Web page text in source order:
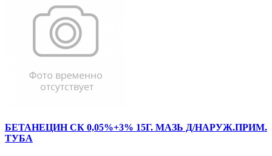
БЕТАНЕЦИН СК 0,05%+3% 15Г. МАЗЬ Д/НАРУЖ.ПРИМ.
ТУБА